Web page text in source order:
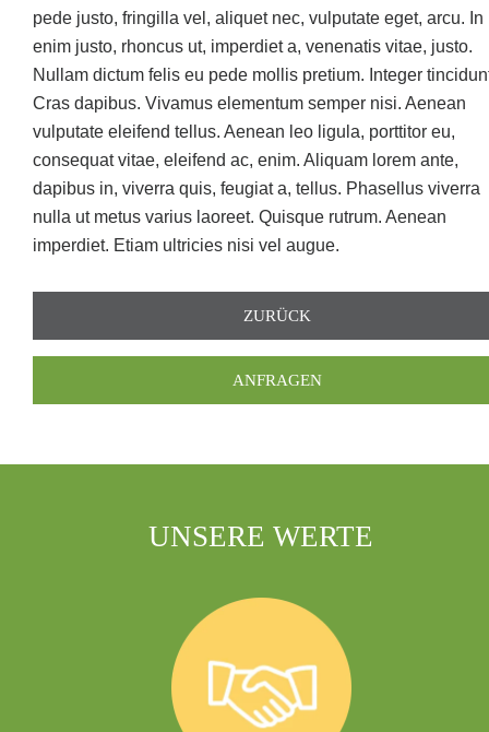
pede justo, fringilla vel, aliquet nec, vulputate eget, arcu. In
enim justo, rhoncus ut, imperdiet a, venenatis vitae, justo.
Nullam dictum felis eu pede mollis pretium. Integer
Cras dapibus. Vivamus elementum semper nisi. Aenean
vulputate eleifend tellus. Aenean leo ligula, porttitor eu,
consequat vitae, eleifend ac, enim. Aliquam lorem ante,
dapibus in, viverra quis, feugiat a, tellus. Phasellus viverra
nulla ut metus varius laoreet. Quisque rutrum. Aenean
imperdiet. Etiam ultricies nisi vel augue.
ZURÜCK
ANFRAGEN
UNSERE WERTE